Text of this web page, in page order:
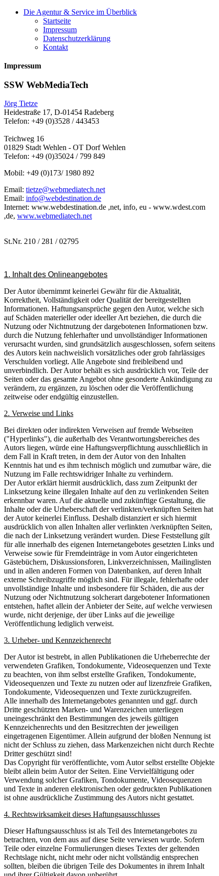
Die Agentur & Service im Überblick
Startseite
Impressum
Datenschutzerklärung
Kontakt
Impressum
SSW WebMediaTech
Jörg Tietze
Heidestraße 17, D-01454 Radeberg
Telefon: +49 (0)3528 / 443453
Teichweg 16
01829 Stadt Wehlen - OT Dorf Wehlen
Telefon: +49 (0)35024 / 799 849
Mobil: +49 (0)173/ 1980 892
Email: tietze@webmediatech.net
Email: info@webdestination.de
Internet: www.webdestination.de ,net, info, eu - www.wdest.com
,de, www.webmediatech.net
St.Nr. 210 / 281 / 02795
1. Inhalt des Onlineangebotes
Der Autor übernimmt keinerlei Gewähr für die Aktualität,
Korrektheit, Vollständigkeit oder Qualität der bereitgestellten
Informationen. Haftungsansprüche gegen den Autor, welche sich
auf Schäden materieller oder ideeller Art beziehen, die durch die
Nutzung oder Nichtnutzung der dargebotenen Informationen bzw.
durch die Nutzung fehlerhafter und unvollständiger Informationen
verursacht wurden, sind grundsätzlich ausgeschlossen, sofern seitens
des Autors kein nachweislich vorsätzliches oder grob fahrlässiges
Verschulden vorliegt. Alle Angebote sind freibleibend und
unverbindlich. Der Autor behält es sich ausdrücklich vor, Teile der
Seiten oder das gesamte Angebot ohne gesonderte Ankündigung zu
verändern, zu ergänzen, zu löschen oder die Veröffentlichung
zeitweise oder endgültig einzustellen.
2. Verweise und Links
Bei direkten oder indirekten Verweisen auf fremde Webseiten
("Hyperlinks"), die außerhalb des Verantwortungsbereiches des
Autors liegen, würde eine Haftungsverpflichtung ausschließlich in
dem Fall in Kraft treten, in dem der Autor von den Inhalten
Kenntnis hat und es ihm technisch möglich und zumutbar wäre, die
Nutzung im Falle rechtswidriger Inhalte zu verhindern.
Der Autor erklärt hiermit ausdrücklich, dass zum Zeitpunkt der
Linksetzung keine illegalen Inhalte auf den zu verlinkenden Seiten
erkennbar waren. Auf die aktuelle und zukünftige Gestaltung, die
Inhalte oder die Urheberschaft der verlinkten/verknüpften Seiten hat
der Autor keinerlei Einfluss. Deshalb distanziert er sich hiermit
ausdrücklich von allen Inhalten aller verlinkten /verknüpften Seiten,
die nach der Linksetzung verändert wurden. Diese Feststellung gilt
für alle innerhalb des eigenen Internetangebotes gesetzten Links und
Verweise sowie für Fremdeinträge in vom Autor eingerichteten
Gästebüchern, Diskussionsforen, Linkverzeichnissen, Mailinglisten
und in allen anderen Formen von Datenbanken, auf deren Inhalt
externe Schreibzugriffe möglich sind. Für illegale, fehlerhafte oder
unvollständige Inhalte und insbesondere für Schäden, die aus der
Nutzung oder Nichtnutzung solcherart dargebotener Informationen
entstehen, haftet allein der Anbieter der Seite, auf welche verwiesen
wurde, nicht derjenige, der über Links auf die jeweilige
Veröffentlichung lediglich verweist.
3. Urheber- und Kennzeichenrecht
Der Autor ist bestrebt, in allen Publikationen die Urheberrechte der
verwendeten Grafiken, Tondokumente, Videosequenzen und Texte
zu beachten, von ihm selbst erstellte Grafiken, Tondokumente,
Videosequenzen und Texte zu nutzen oder auf lizenzfreie Grafiken,
Tondokumente, Videosequenzen und Texte zurückzugreifen.
Alle innerhalb des Internetangebotes genannten und ggf. durch
Dritte geschützten Marken- und Warenzeichen unterliegen
uneingeschränkt den Bestimmungen des jeweils gültigen
Kennzeichenrechts und den Besitzrechten der jeweiligen
eingetragenen Eigentümer. Allein aufgrund der bloßen Nennung ist
nicht der Schluss zu ziehen, dass Markenzeichen nicht durch Rechte
Dritter geschützt sind!
Das Copyright für veröffentlichte, vom Autor selbst erstellte Objekte
bleibt allein beim Autor der Seiten. Eine Vervielfältigung oder
Verwendung solcher Grafiken, Tondokumente, Videosequenzen
und Texte in anderen elektronischen oder gedruckten Publikationen
ist ohne ausdrückliche Zustimmung des Autors nicht gestattet.
4. Rechtswirksamkeit dieses Haftungsausschlusses
Dieser Haftungsausschluss ist als Teil des Internetangebotes zu
betrachten, von dem aus auf diese Seite verwiesen wurde. Sofern
Teile oder einzelne Formulierungen dieses Textes der geltenden
Rechtslage nicht, nicht mehr oder nicht vollständig entsprechen
sollten, bleiben die übrigen Teile des Dokumentes in ihrem Inhalt